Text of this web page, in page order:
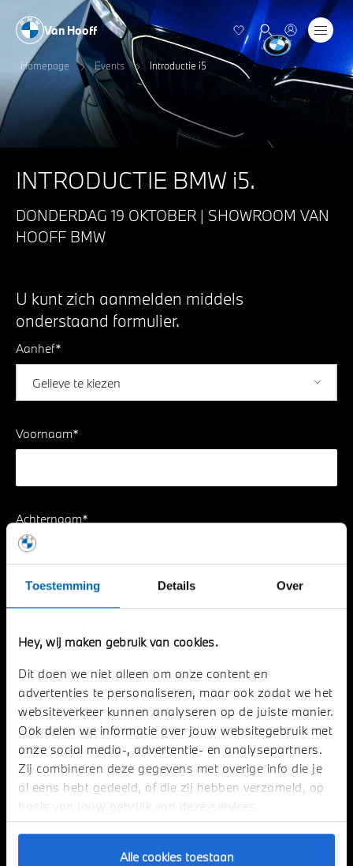
Toestemming Details Over
Hey, wij maken gebruik van cookies.
Dit doen we niet alleen om onze content en
advertenties te personaliseren, maar ook zodat we het
websiteverkeer kunnen analyseren op de juiste manier.
Ook delen we informatie over jouw websitegebruik met
onze social media-, advertentie- en analysepartners.
Zij combineren deze gegevens met overige info die je
al eens hebt gedeeld, of die zij hebben verzameld, op
basis van jouw gebruik van deze services.
Alle cookies toestaan
Van Hooff
Homepage Events Introductie i5
INTRODUCTIE BMW i5.
DONDERDAG 19 OKTOBER | SHOWROOM VAN
HOOFF BMW
U kunt zich aanmelden middels
onderstaand formulier.
Aanhef*
Voornaam*
Achternaam*
Aantal personen*
E-mailadres*
Telefoonnummer*